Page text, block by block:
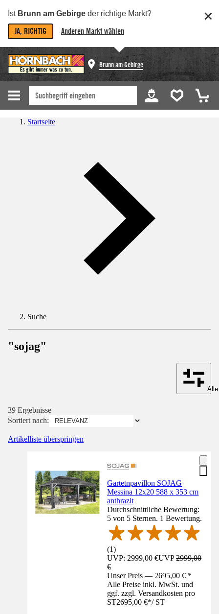
Ist Brunn am Gebirge der richtige Markt?
JA, RICHTIG Anderen Markt wählen
Brunn am Gebirge
Startseite
Suche
"sojag"
39 Ergebnisse
Sortiert nach:
Artikelliste überspringen
Gartetnpavillon SOJAG
Messina 12x20 588 x 353 cm
anthrazit
Durchschnittliche Bewertung:
5 von 5 Sternen. 1 Bewertung.
(1)
UVP: 2999,00 €UVP2999,00
€
Unser Preis — 2695,00 € *
Alle Preise inkl. MwSt. und
ggf. zzgl. Versandkosten pro
ST2695,00 €*/ ST